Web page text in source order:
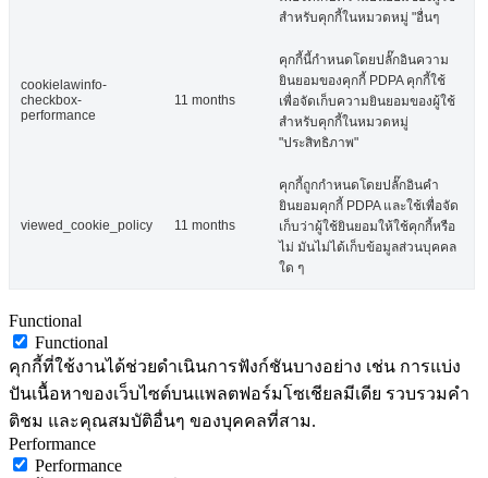
สำหรับคุกกี้ในหมวดหมู่ "อื่นๆ
cookielawinfo-
checkbox-
performance
11 months
คุกกี้นี้กำหนดโดยปลั๊กอินความ
ยินยอมของคุกกี้ PDPA คุกกี้ใช้
เพื่อจัดเก็บความยินยอมของผู้ใช้
สำหรับคุกกี้ในหมวดหมู่
"ประสิทธิภาพ"
viewed_cookie_policy 11 months
คุกกี้ถูกกำหนดโดยปลั๊กอินคำ
ยินยอมคุกกี้ PDPA และใช้เพื่อจัด
เก็บว่าผู้ใช้ยินยอมให้ใช้คุกกี้หรือ
ไม่ มันไม่ได้เก็บข้อมูลส่วนบุคคล
ใด ๆ
Functional
Functional
คุกกี้ที่ใช้งานได้ช่วยดำเนินการฟังก์ชันบางอย่าง เช่น การแบ่ง
ปันเนื้อหาของเว็บไซต์บนแพลตฟอร์มโซเชียลมีเดีย รวบรวมคำ
ติชม และคุณสมบัติอื่นๆ ของบุคคลที่สาม.
Performance
Performance